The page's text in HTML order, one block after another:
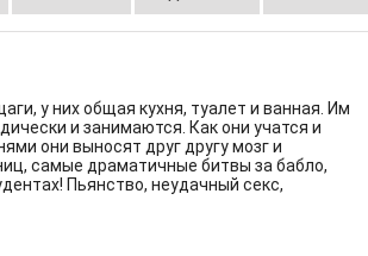
у них общая кухня, туалет и ванная. Им
и занимаются. Как они учатся и
они выносят друг другу мозг и
самые драматичные битвы за бабло,
Пьянство, неудачный секс,